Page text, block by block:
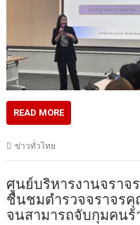
READ MORE
ข่าวทั่วไทย
ศูนย์บริหารงานจราจ
ชื่นชมตำรวจจราจรคุ
จนสามารถจับกุมคน